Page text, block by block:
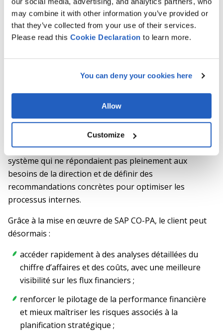
may combine it with other information you’ve provided or
that they’ve collected from your use of their services.
Please read this Cookie Declaration to learn more.
You can deny your cookies here
Allow
Customize
l’incidence de chaque facteur sur la rentabilité globale.
Enfin, SAP CO-PA a été intégré aux systèmes externes
données, d’améliorer l’efficacité des processus de vente
et de renforcer les capacités d’analyse de la
Résultats du projet
Le projet a permis d’identifier les fonctionnalités du
système qui ne répondaient pas pleinement aux
besoins de la direction et de définir des
recommandations concrètes pour optimiser les
processus internes.
Grâce à la mise en œuvre de SAP CO-PA, le client peut
désormais :
accéder rapidement à des analyses détaillées du
chiffre d’affaires et des coûts, avec une meilleure
visibilité sur les flux financiers ;
renforcer le pilotage de la performance financière
et mieux maîtriser les risques associés à la
planification stratégique ;